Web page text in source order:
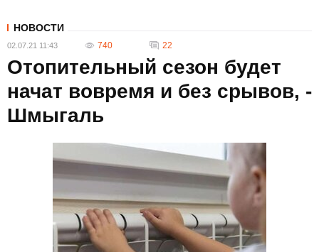
НОВОСТИ
02.07.21 11:43 740 22
Отопительный сезон будет
начат вовремя и без срывов, -
Шмыгаль